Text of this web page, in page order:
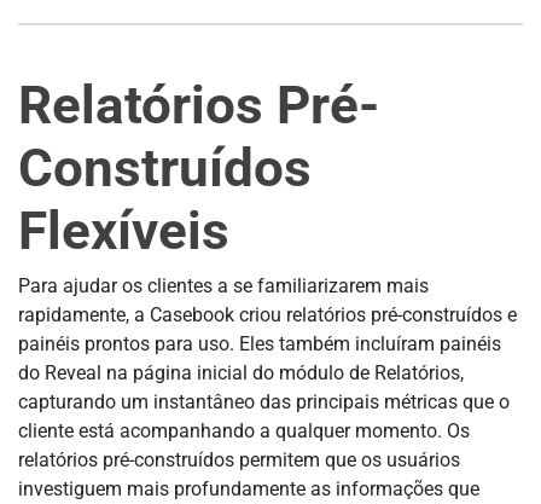
Relatórios Pré-
Construídos
Flexíveis
Para ajudar os clientes a se familiarizarem mais
rapidamente, a Casebook criou relatórios pré-construídos e
painéis prontos para uso. Eles também incluíram painéis
do Reveal na página inicial do módulo de Relatórios,
capturando um instantâneo das principais métricas que o
cliente está acompanhando a qualquer momento. Os
relatórios pré-construídos permitem que os usuários
investiguem mais profundamente as informações que